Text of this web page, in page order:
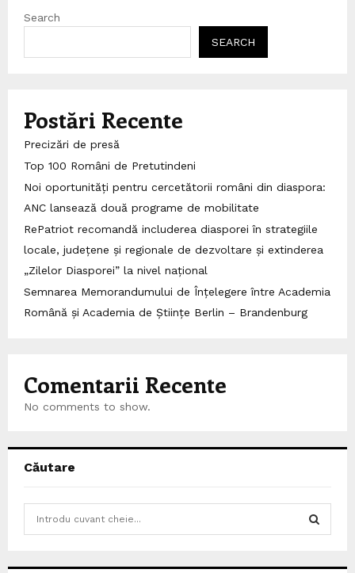
Search
SEARCH
Postări Recente
Precizări de presă
Top 100 Români de Pretutindeni
Noi oportunități pentru cercetătorii români din diaspora:
ANC lansează două programe de mobilitate
RePatriot recomandă includerea diasporei în strategiile
locale, județene și regionale de dezvoltare și extinderea
„Zilelor Diasporei” la nivel național
Semnarea Memorandumului de Înțelegere între Academia
Română și Academia de Științe Berlin – Brandenburg
Comentarii Recente
No comments to show.
Căutare